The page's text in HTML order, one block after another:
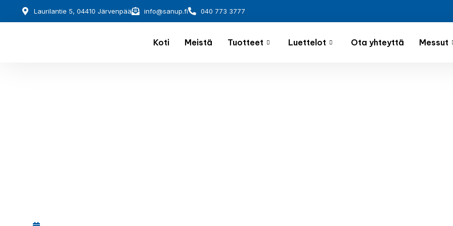
Laurilantie 5, 04410 Järvenpää info@sanup.fi 040 773 3777
Koti Meistä Tuotteet Luettelot Ota yhteyttä Messut